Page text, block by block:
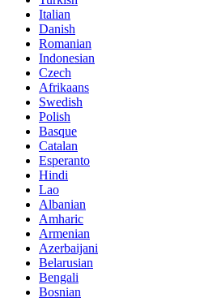
Italian
Danish
Romanian
Indonesian
Czech
Afrikaans
Swedish
Polish
Basque
Catalan
Esperanto
Hindi
Lao
Albanian
Amharic
Armenian
Azerbaijani
Belarusian
Bengali
Bosnian